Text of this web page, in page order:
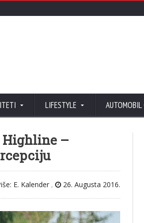
LIFESTYLE AUTOMOBIL
Highline –
E. Kalender , 26. Augusta 2016.